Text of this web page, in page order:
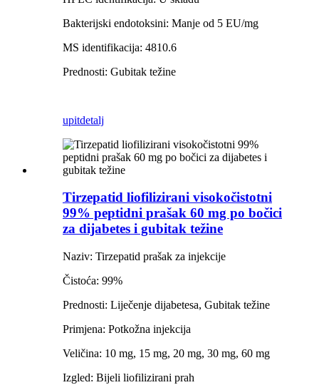
Bakterijski endotoksini: Manje od 5 EU/mg
MS identifikacija: 4810.6
Prednosti: Gubitak težine
upitdetalj
Tirzepatid liofilizirani visokočistotni
99% peptidni prašak 60 mg po bočici
za dijabetes i gubitak težine
Naziv: Tirzepatid prašak za injekcije
Čistoća: 99%
Prednosti: Liječenje dijabetesa, Gubitak težine
Primjena: Potkožna injekcija
Veličina: 10 mg, 15 mg, 20 mg, 30 mg, 60 mg
Izgled: Bijeli liofilizirani prah